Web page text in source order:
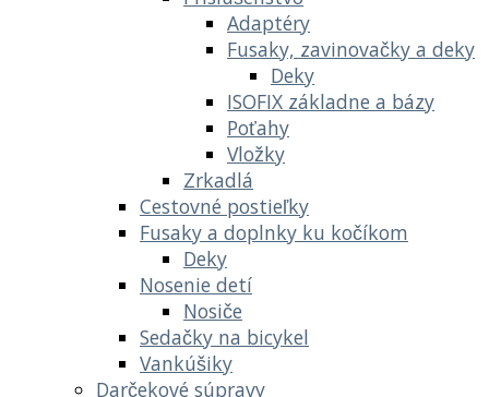
Adaptéry
Fusaky, zavinovačky a deky
Deky
ISOFIX základne a bázy
Poťahy
Vložky
Zrkadlá
Cestovné postieľky
Fusaky a doplnky ku kočíkom
Deky
Nosenie detí
Nosiče
Sedačky na bicykel
Vankúšiky
Darčekové súpravy